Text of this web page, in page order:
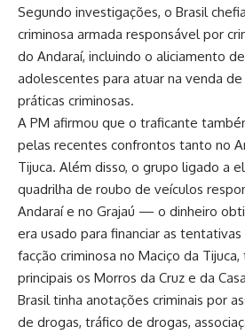
Segundo investigações, o Brasil
criminosa armada responsável por
do Andaraí, incluindo o aliciamento
adolescentes para atuar na venda
práticas criminosas.
A PM afirmou que o traficante
pelas recentes confrontos tanto no
Tijuca. Além disso, o grupo ligado a
quadrilha de roubo de veículos
Andaraí e no Grajaú — o dinheiro
era usado para financiar as
facção criminosa no Maciço da
principais os Morros da Cruz e da
Brasil tinha anotações criminais por
de drogas, tráfico de drogas,